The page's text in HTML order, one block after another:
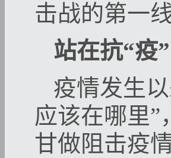
击战的第一
站在抗“疫
疫情发生
应该在哪里
甘做阻击疫